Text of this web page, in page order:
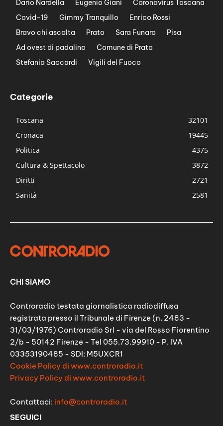
Dario Nardella
Eugenio Giani
Coronavirus Toscana
Covid-19
Gimmy Tranquillo
Enrico Rossi
Bravo chi ascolta
Prato Sara Funaro
Pisa
Ad ovest di padalino
Comune di Prato
Stefania Saccardi
Vigili del Fuoco
Categorie
Toscana
32101
Cronaca
19445
Politica
4375
Cultura & Spettacolo
3872
Diritti
2721
Sanità
2581
CHI SIAMO
Controradio testata giornalistica radiodiffusa
registrata presso il Tribunale di Firenze (n. 2483 -
31/03/1976) Controradio Srl - via del Rosso Fiorentino
2/b - 50142 Firenze - Tel 055.73.99910 - P. IVA
03353190485 - SDI: M5UXCR1
Cookie Policy di www.controradio.it
Privacy Policy di www.controradio.it
Contattaci: info@controradio.it
SEGUICI